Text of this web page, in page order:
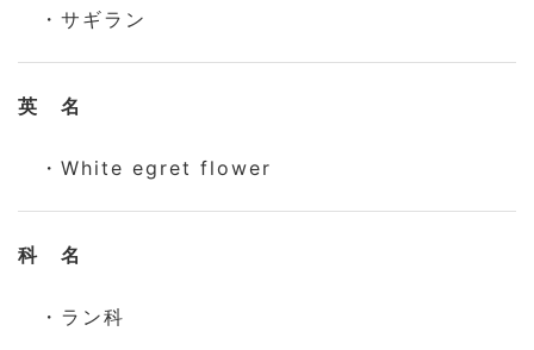
・サギラン
英 名
・White egret flower
科 名
・ラン科